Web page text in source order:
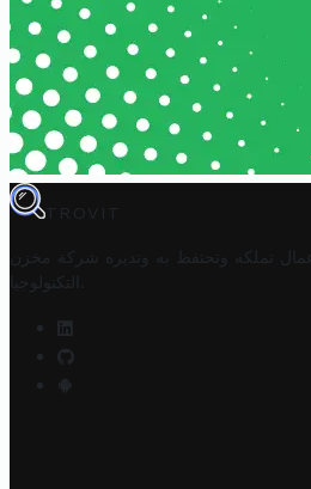
TROVIT
تملكه وتحتفظ به وتديره
شركة مخزن
التكنولوجيا